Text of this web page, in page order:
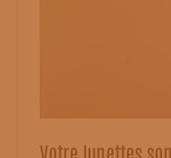
Votre lunettes